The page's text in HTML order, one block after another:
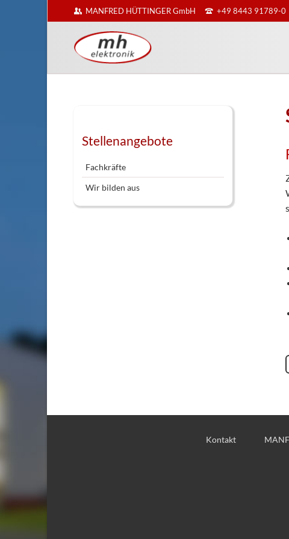
MANFRED HÜTTINGER GmbH +49 8443 91789-0
Stellenangebote
Fachkräfte
Wir bilden aus
Kontakt